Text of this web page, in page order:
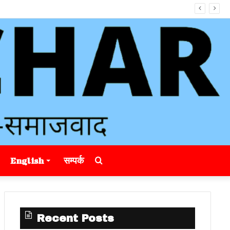
English सम्पर्क Search
for
Recent Posts